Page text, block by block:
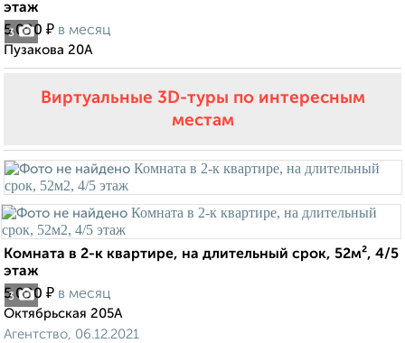
3
этаж
5 000 ₽ в месяц
Пузакова 20А
Виртуальные 3D-туры по интересным
местам
3
Комната в 2-к квартире, на длительный срок, 52м², 4/5
этаж
5 000 ₽ в месяц
Октябрьская 205А
Агентство, 06.12.2021